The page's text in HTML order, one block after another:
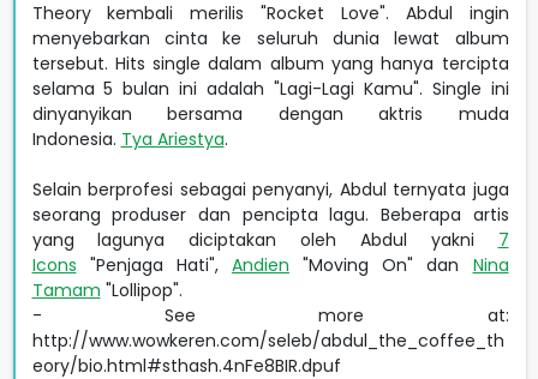
Theory kembali merilis "Rocket Love". Abdul ingin
menyebarkan cinta ke seluruh dunia lewat album
tersebut. Hits single dalam album yang hanya tercipta
selama 5 bulan ini adalah "Lagi-Lagi Kamu". Single ini
dinyanyikan bersama dengan aktris muda
Indonesia. Tya Ariestya.
Selain berprofesi sebagai penyanyi, Abdul ternyata juga
seorang produser dan pencipta lagu. Beberapa artis
yang lagunya diciptakan oleh Abdul yakni 7
Icons "Penjaga Hati", Andien "Moving On" dan Nina
Tamam "Lollipop".
- See more at:
http://www.wowkeren.com/seleb/abdul_the_coffee_th
eory/bio.html#sthash.4nFe8BIR.dpuf